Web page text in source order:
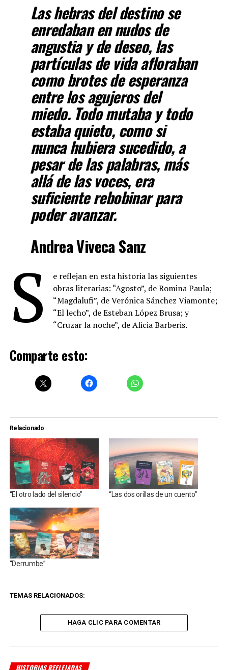
Las hebras del destino se
enredaban en nudos de
angustia y de deseo, las
partículas de vida afloraban
como brotes de esperanza
entre los agujeros del
miedo. Todo mutaba y todo
estaba quieto, como si
nunca hubiera sucedido, a
pesar de las palabras, más
allá de las voces, era
suficiente rebobinar para
poder avanzar.
Andrea Viveca Sanz
S
e reflejan en esta historia las siguientes
obras literarias: “Agosto”, de Romina Paula;
“Magdalufi”, de Verónica Sánchez Viamonte;
“El lecho”, de Esteban López Brusa; y
“Cruzar la noche”, de Alicia Barberis.
Comparte esto:
Relacionado
“El otro lado del silencio” “Las dos orillas de un cuento”
“Derrumbe”
TEMAS RELACIONADOS:
HAGA CLIC PARA COMENTAR
HISTORIAS REFLEJADAS